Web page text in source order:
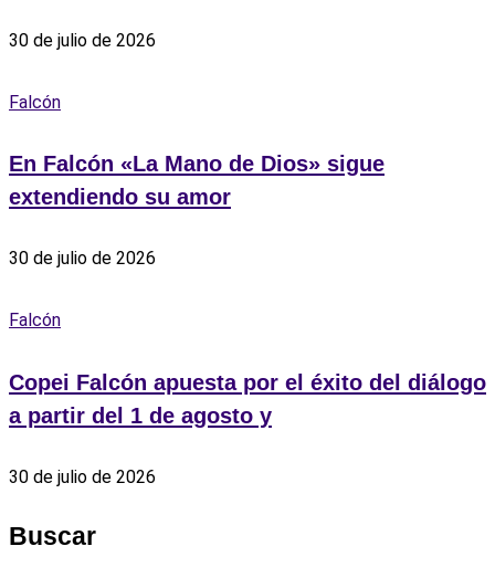
30 de julio de 2026
Falcón
En Falcón «La Mano de Dios» sigue
extendiendo su amor
30 de julio de 2026
Falcón
Copei Falcón apuesta por el éxito del diálogo
a partir del 1 de agosto y
30 de julio de 2026
Buscar